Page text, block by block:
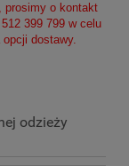
prosimy o kontakt
399 799 w celu
dostawy.
odzieży